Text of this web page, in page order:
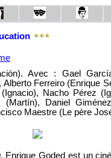
Avec : Gael
Alberto Ferreiro (Enrique
Nacho Pérez
(Martín), Daniel
Maestre (Le père
Enrique Goded est un